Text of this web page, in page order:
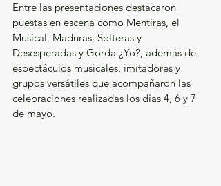
Entre las presentaciones destacaron
puestas en escena como Mentiras, el
Musical, Maduras, Solteras y
Desesperadas y Gorda ¿Yo?, además de
espectáculos musicales, imitadores y
grupos versátiles que acompañaron las
celebraciones realizadas los días 4, 6 y 7
de mayo.